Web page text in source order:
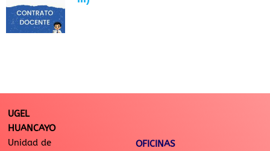
UGEL
HUANCAYO
Unidad de
OFICINAS